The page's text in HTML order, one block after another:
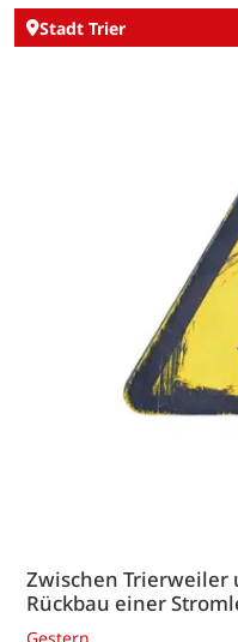
Stadt Trier
Zwischen
Rückbau einer